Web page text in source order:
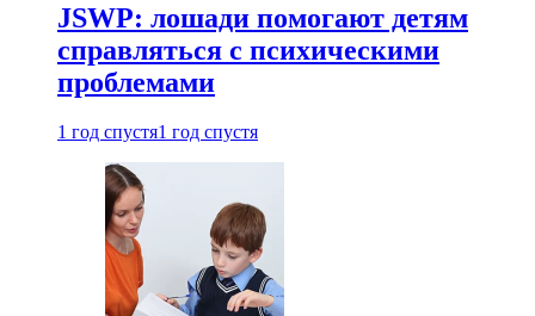
JSWP: лошади помогают детям
справляться с психическими
проблемами
1 год спустя1 год спустя